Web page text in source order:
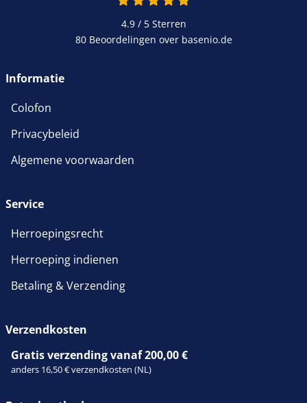
4.9 / 5Sterren
80 Beoordelingen over basenio.de
Informatie
Colofon
Privacybeleid
Algemene voorwaarden
Service
Herroepingsrecht
Herroeping indienen
Betaling & Verzending
Verzendkosten
Gratis verzending vanaf 200,00 €
anders 16,50 € verzendkosten (NL)